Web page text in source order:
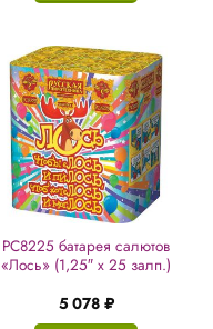
РС8225 батарея салютов
«Лось» (1,25″ х 25 залп.)
5 078 ₽